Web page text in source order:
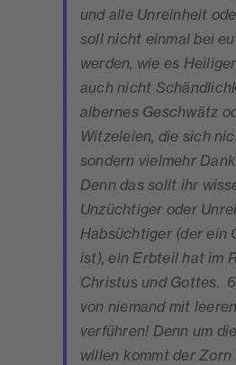
und alle Unreinheit
soll nicht einmal bei
werden, wie es
auch nicht
albernes Geschwätz
Witzeleien, die sich
sondern vielmehr
Denn das sollt ihr
Unzüchtiger oder
Habsüchtiger (der ein
ist), ein Erbteil hat im
Christus und Gottes.
von niemand mit
verführen! Denn um
willen kommt der